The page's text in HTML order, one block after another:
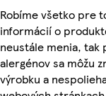
Robíme všetko pre
informácií o
neustále menia, tak
alergénov sa môžu
výrobku a